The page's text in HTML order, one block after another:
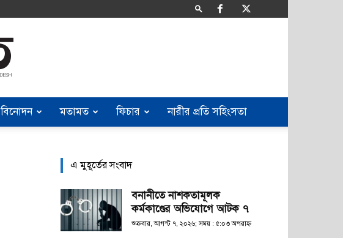
বিনোদন মতামত ফিচার নারীর প্রতি সহিংসতা
এ মুহূর্তের সংবাদ
বনানীতে নাশকতামূলক
কর্মকাণ্ডের অভিযোগে আটক ৭
শুক্রবার, আগস্ট ৭, ২০২৬; সময় : ৫:০৩ অপরাহ্ণ